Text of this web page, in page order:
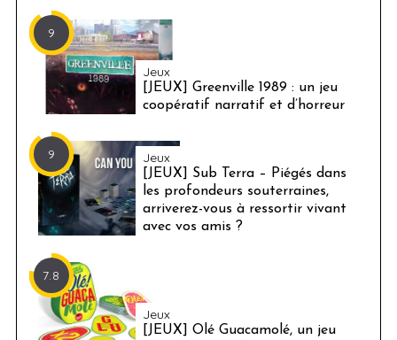
9
Jeux
[JEUX] Greenville 1989 : un jeu
coopératif narratif et d’horreur
9 Jeux
[JEUX] Sub Terra – Piégés dans
les profondeurs souterraines,
arriverez-vous à ressortir vivant
avec vos amis ?
7.8
Jeux
[JEUX] Olé Guacamolé, un jeu